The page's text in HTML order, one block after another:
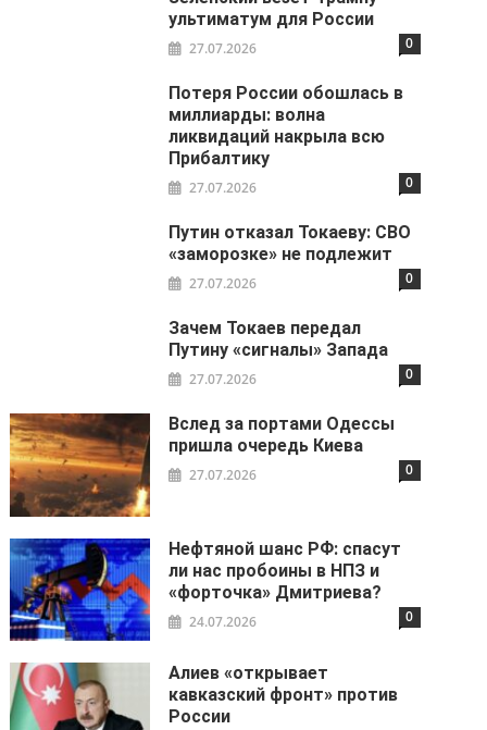
ультиматум для России
27.07.2026 0
Потеря России обошлась в
миллиарды: волна
ликвидаций накрыла всю
Прибалтику
27.07.2026 0
Путин отказал Токаеву: СВО
«заморозке» не подлежит
27.07.2026 0
Зачем Токаев передал
Путину «сигналы» Запада
27.07.2026 0
Вслед за портами Одессы
пришла очередь Киева
27.07.2026 0
Нефтяной шанс РФ: спасут
ли нас пробоины в НПЗ и
«форточка» Дмитриева?
24.07.2026 0
Алиев «открывает
кавказский фронт» против
России